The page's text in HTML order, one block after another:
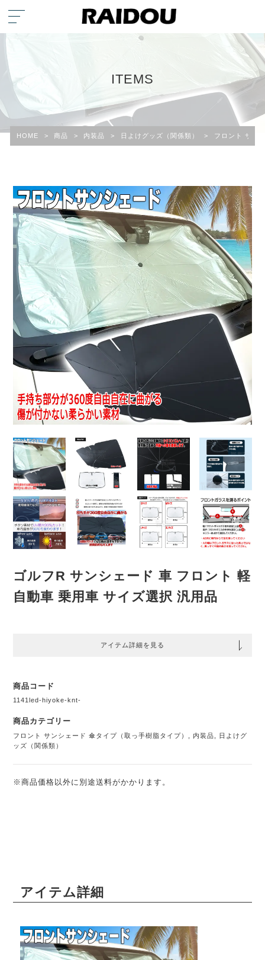
ITEMS
HOME > 商品 > 内装品 > 日よけグッズ（関係類） > フロント サン
ゴルフR サンシェード 車 フロント 軽
自動車 乗用車 サイズ選択 汎用品
アイテム詳細を見る
商品コード
1141led-hiyoke-knt-
商品カテゴリー
フロント サンシェード 傘タイプ（取っ手樹脂タイプ） 内装品
日よけグ
ッズ（関係類）
※商品価格以外に別途送料がかかります。
アイテム詳細